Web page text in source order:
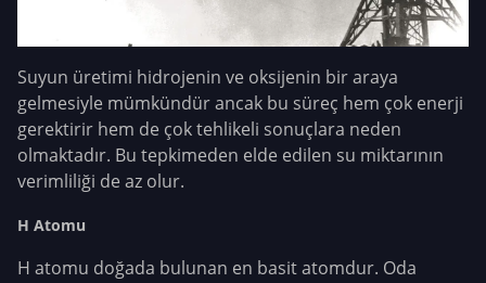
Suyun üretimi hidrojenin ve oksijenin bir araya
gelmesiyle mümkündür ancak bu süreç hem çok enerji
gerektirir hem de çok tehlikeli sonuçlara neden
olmaktadır. Bu tepkimeden elde edilen su miktarının
verimliliği de az olur.
H Atomu
H atomu doğada bulunan en basit atomdur. Oda